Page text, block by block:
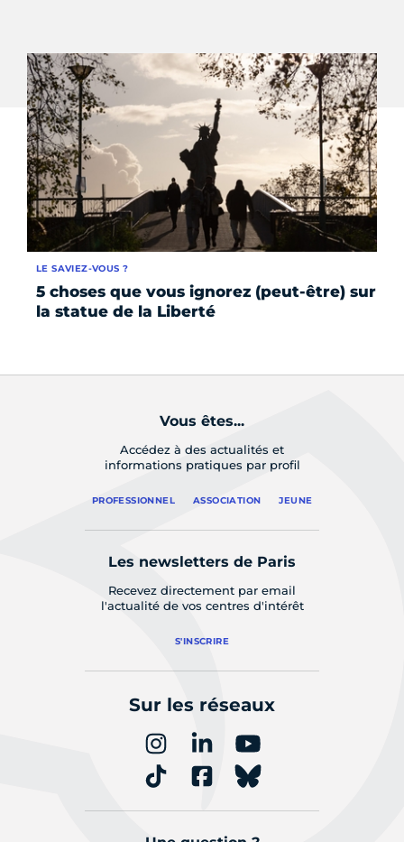
5 choses que vous ignorez (peut-être) sur
la statue de la Liberté
LE SAVIEZ-VOUS ?
Vous êtes...
Accédez à des actualités et
informations pratiques par profil
PROFESSIONNEL ASSOCIATION JEUNE
Les newsletters de Paris
Recevez directement par email
l'actualité de vos centres d'intérêt
S'INSCRIRE
Sur les réseaux